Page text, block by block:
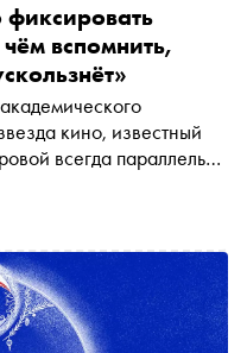
вспомнить,
кино, известный
всегда параллельно
— роли в
недавней премьере
«Три»
театре» и о планах на